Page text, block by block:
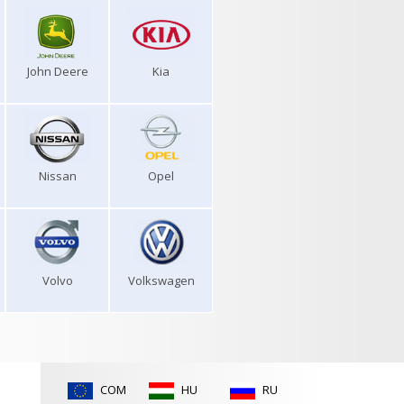
John Deere Kia
Nissan Opel
Volvo Volkswagen
COM HU RU